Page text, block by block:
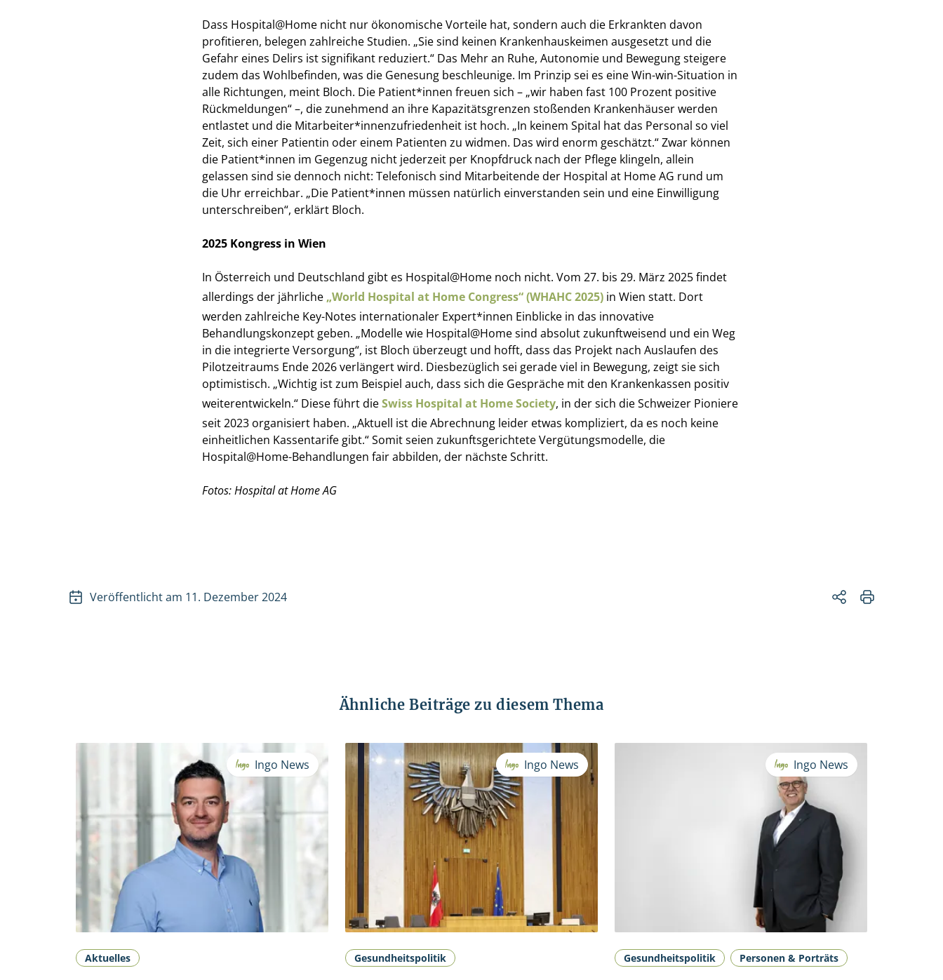
Dass Hospital@Home nicht nur ökonomische Vorteile hat, sondern auch die Erkrankten davon
profitieren, belegen zahlreiche Studien. „Sie sind keinen Krankenhauskeimen ausgesetzt und die
Gefahr eines Delirs ist signifikant reduziert.“ Das Mehr an Ruhe, Autonomie und Bewegung steigere
zudem das Wohlbefinden, was die Genesung beschleunige. Im Prinzip sei es eine Win-win-Situation in
alle Richtungen, meint Bloch. Die Patient*innen freuen sich – „wir haben fast 100 Prozent positive
Rückmeldungen“ –, die zunehmend an ihre Kapazitätsgrenzen stoßenden Krankenhäuser werden
entlastet und die Mitarbeiter*innenzufriedenheit ist hoch. „In keinem Spital hat das Personal so viel
Zeit, sich einer Patientin oder einem Patienten zu widmen. Das wird enorm geschätzt.“ Zwar können
die Patient*innen im Gegenzug nicht jederzeit per Knopfdruck nach der Pflege klingeln, allein
gelassen sind sie dennoch nicht: Telefonisch sind Mitarbeitende der Hospital at Home AG rund um
die Uhr erreichbar. „Die Patient*innen müssen natürlich einverstanden sein und eine Einwilligung
unterschreiben“, erklärt Bloch.
2025 Kongress in Wien
In Österreich und Deutschland gibt es Hospital@Home noch nicht. Vom 27. bis 29. März 2025 findet
allerdings der jährliche „World Hospital at Home Congress“ (WHAHC 2025) in Wien statt. Dort
werden zahlreiche Key-Notes internationaler Expert*innen Einblicke in das innovative
Behandlungskonzept geben. „Modelle wie Hospital@Home sind absolut zukunftweisend und ein Weg
in die integrierte Versorgung“, ist Bloch überzeugt und hofft, dass das Projekt nach Auslaufen des
Pilotzeitraums Ende 2026 verlängert wird. Diesbezüglich sei gerade viel in Bewegung, zeigt sie sich
optimistisch. „Wichtig ist zum Beispiel auch, dass sich die Gespräche mit den Krankenkassen positiv
weiterentwickeln.“ Diese führt dieSwiss Hospital at Home Society, in der sich die Schweizer Pioniere
seit 2023 organisiert haben. „Aktuell ist die Abrechnung leider etwas kompliziert, da es noch keine
einheitlichen Kassentarife gibt.“ Somit seien zukunftsgerichtete Vergütungsmodelle, die
Hospital@Home-Behandlungen fair abbilden, der nächste Schritt.
Fotos: Hospital at Home AG
Veröffentlicht am 11. Dezember 2024
Ähnliche Beiträge zu diesem Thema
Ingo News
Aktuelles
Ingo News
Gesundheitspolitik
Ingo News
Gesundheitspolitik Personen & Porträts